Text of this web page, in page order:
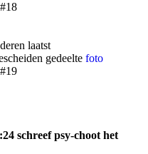
#18
laatst
gedeelte foto
#19
schreef psy-choot het